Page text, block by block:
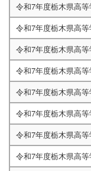
令和7年度栃木県高
令和7年度栃木県高
令和7年度栃木県高
令和7年度栃木県高
令和7年度栃木県高
令和7年度栃木県高
令和7年度栃木県高
令和7年度栃木県高